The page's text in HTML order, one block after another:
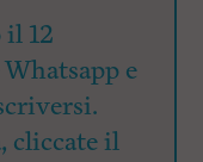
12
e
cliccate il